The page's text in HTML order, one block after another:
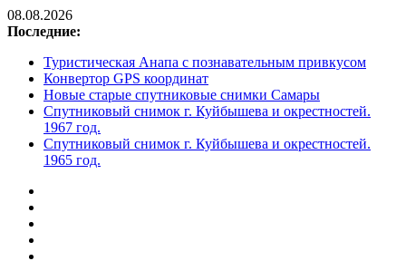
08.08.2026
Последние:
Туристическая Анапа с познавательным привкусом
Конвертор GPS координат
Новые старые спутниковые снимки Самары
Спутниковый снимок г. Куйбышева и окрестностей.
1967 год.
Спутниковый снимок г. Куйбышева и окрестностей.
1965 год.